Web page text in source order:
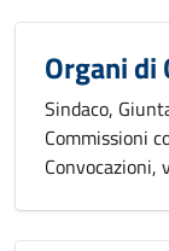
Organi di
Sindaco,
Commissioni
Convocazioni,